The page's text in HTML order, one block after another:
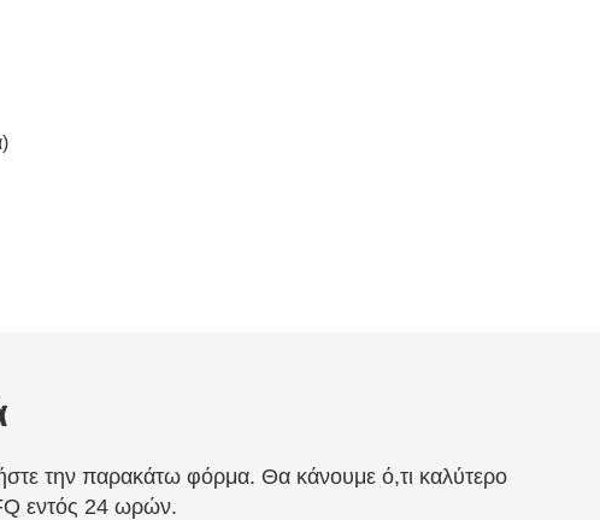
την παρακάτω φόρμα. Θα κάνουμε ό,τι καλύτερο
εντός 24 ωρών.